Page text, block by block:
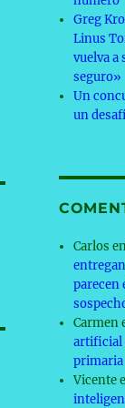
Greg
Linus
vuelva a
seguro»
Un
un
Carlos
parecen
Carmen
artificial
primaria
Vicente